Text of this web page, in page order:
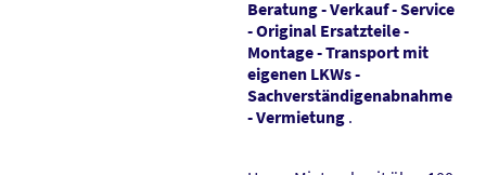
Beratung - Verkauf - Service
- Original Ersatzteile -
Montage - Transport mit
eigenen LKWs -
Sachverständigenabnahme
- Vermietung .